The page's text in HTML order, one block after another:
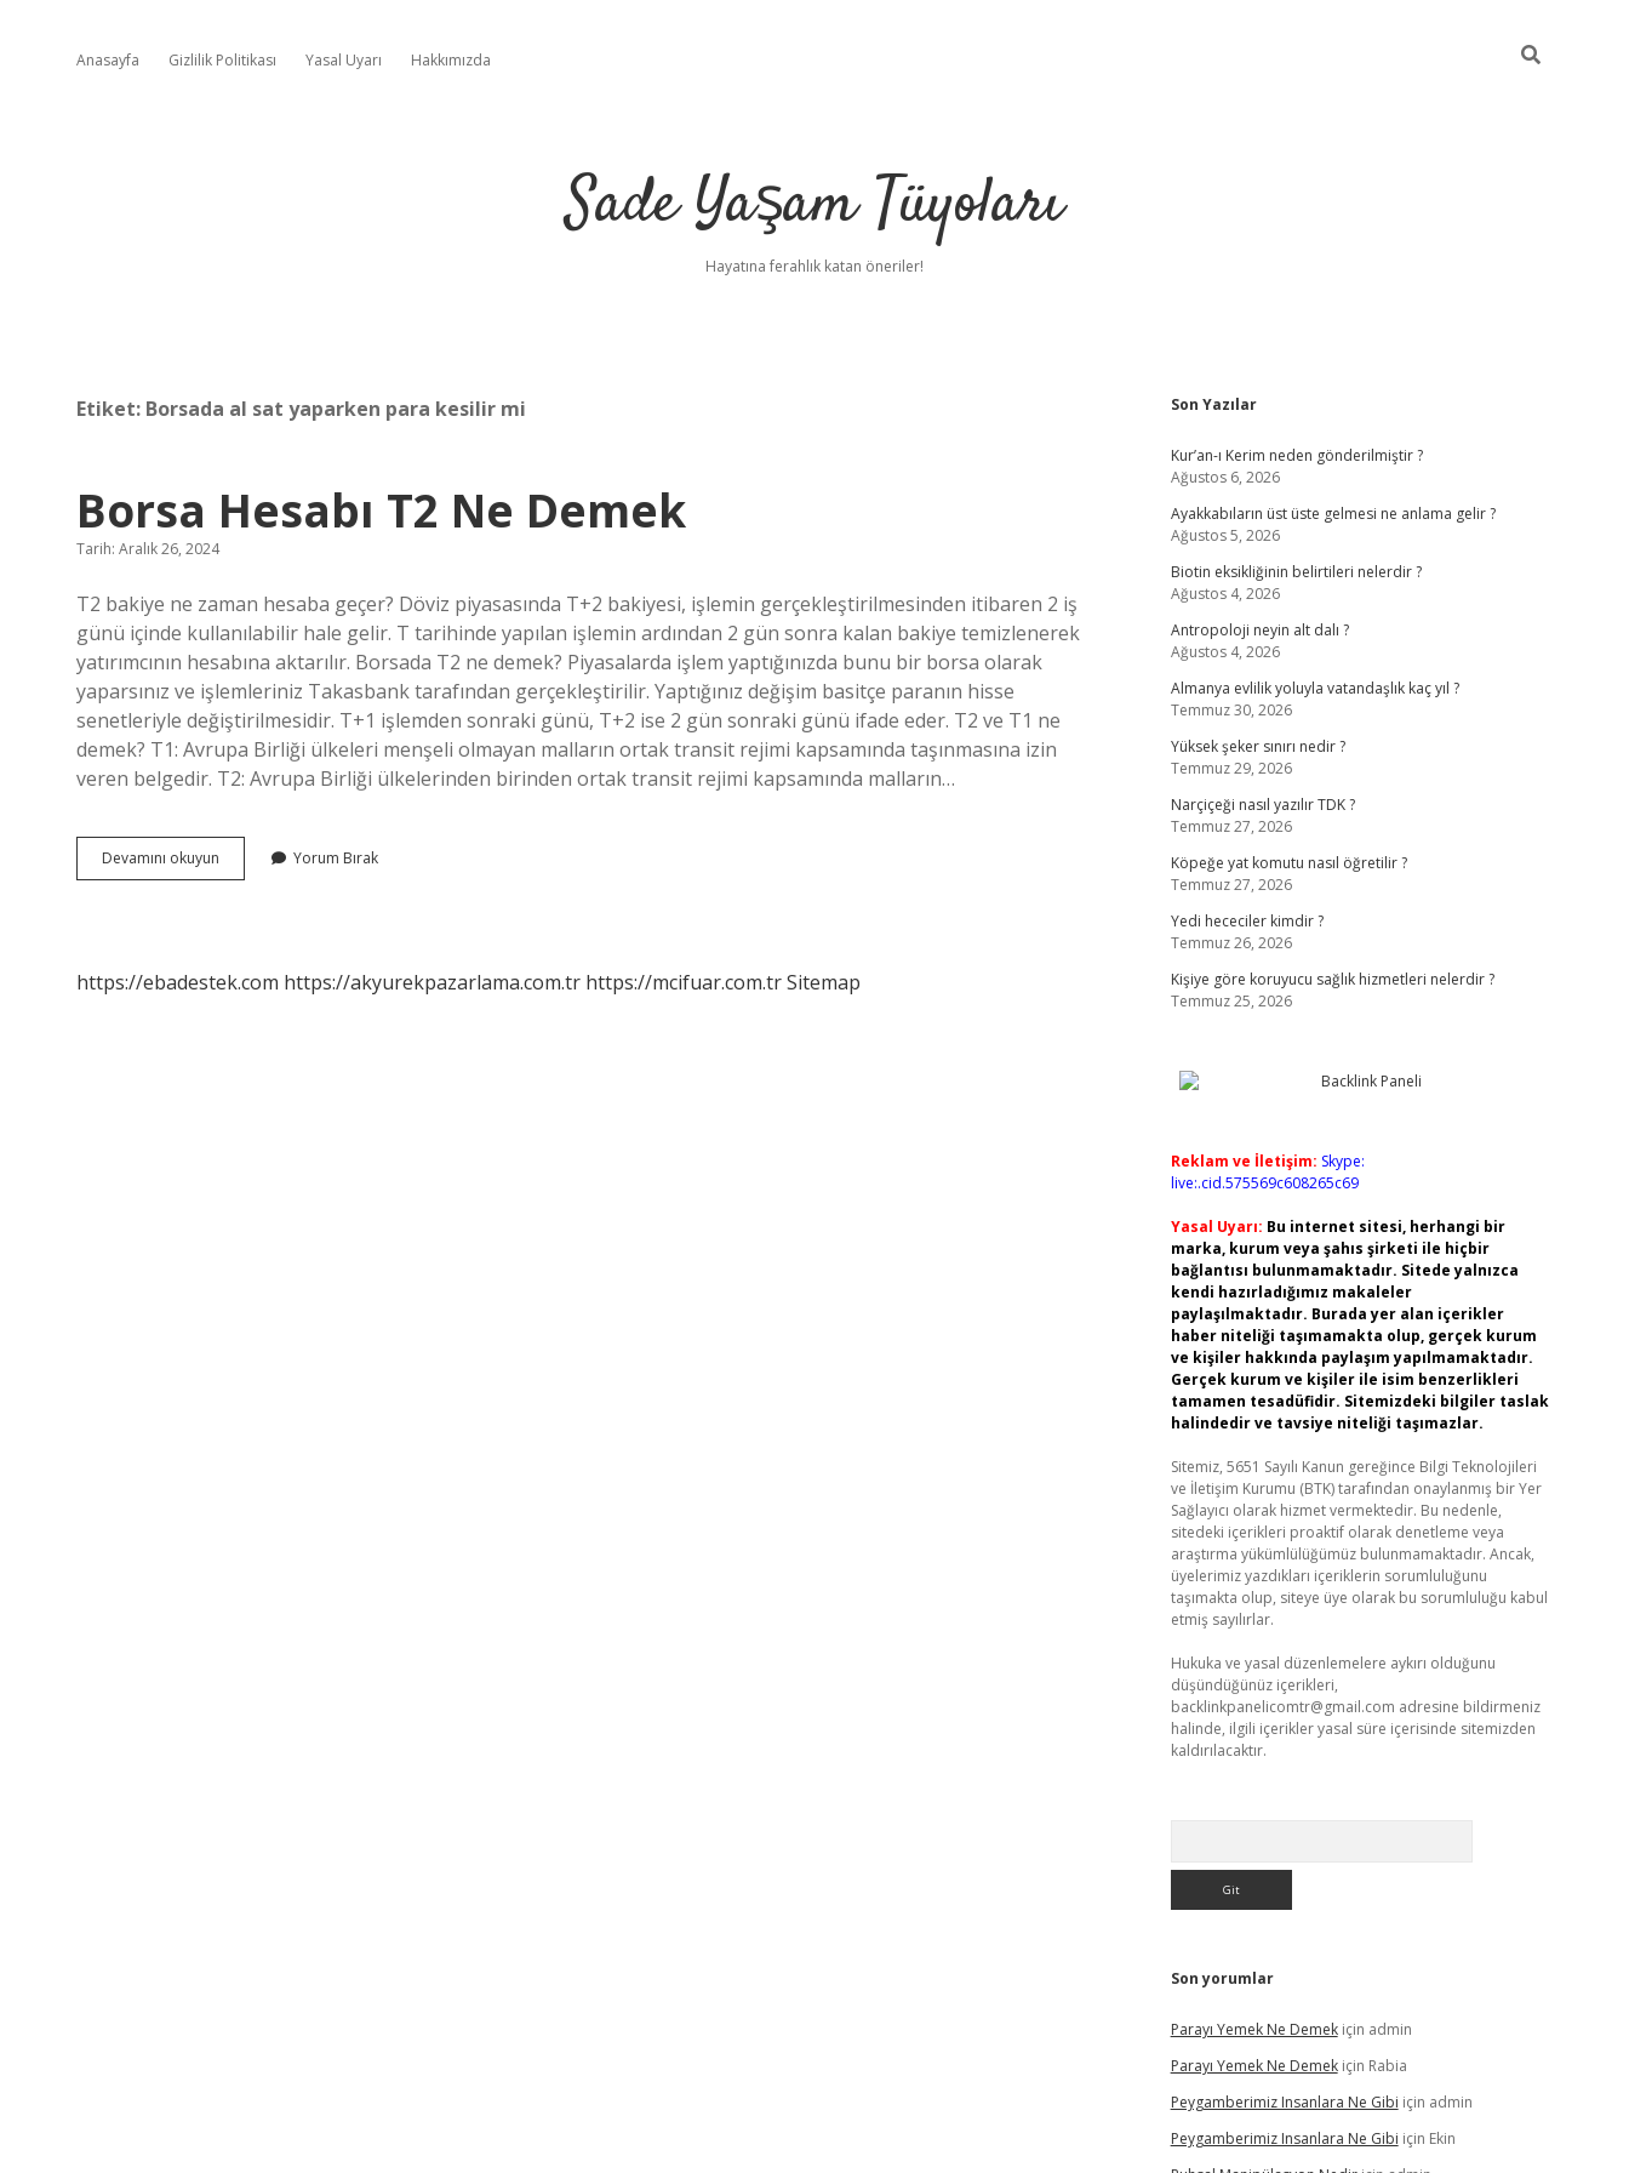
Anasayfa Gizlilik Politikası Yasal Uyarı Hakkımızda
Sade Yaşam Tüyoları
Hayatına ferahlık katan öneriler!
Etiket: Borsada al sat yaparken para kesilir mi
Borsa Hesabı T2 Ne Demek
Tarih: Aralık 26, 2024
T2 bakiye ne zaman hesaba geçer? Döviz piyasasında T+2 bakiyesi, işlemin gerçekleştirilmesinden itibaren 2 iş
günü içinde kullanılabilir hale gelir. T tarihinde yapılan işlemin ardından 2 gün sonra kalan bakiye temizlenerek
yatırımcının hesabına aktarılır. Borsada T2 ne demek? Piyasalarda işlem yaptığınızda bunu bir borsa olarak
yaparsınız ve işlemleriniz Takasbank tarafından gerçekleştirilir. Yaptığınız değişim basitçe paranın hisse
senetleriyle değiştirilmesidir. T+1 işlemden sonraki günü, T+2 ise 2 gün sonraki günü ifade eder. T2 ve T1 ne
demek? T1: Avrupa Birliği ülkeleri menşeli olmayan malların ortak transit rejimi kapsamında taşınmasına izin
veren belgedir. T2: Avrupa Birliği ülkelerinden birinden ortak transit rejimi kapsamında malların…
Devamını okuyun
Hesabı
Yorum Bırak
https://ebadestek.com https://akyurekpazarlama.com.tr https://mcifuar.com.trSitemap
Sidebar
Son Yazılar
Kur’an-ı Kerim neden gönderilmiştir ?
Ağustos 6, 2026
Ayakkabıların üst üste gelmesi ne anlama gelir ?
Ağustos 5, 2026
Biotin eksikliğinin belirtileri nelerdir ?
Ağustos 4, 2026
Antropoloji neyin alt dalı ?
Ağustos 4, 2026
Almanya evlilik yoluyla vatandaşlık kaç yıl ?
Temmuz 30, 2026
Yüksek şeker sınırı nedir ?
Temmuz 29, 2026
Narçiçeği nasıl yazılır TDK ?
Temmuz 27, 2026
Köpeğe yat komutu nasıl öğretilir ?
Temmuz 27, 2026
Yedi hececiler kimdir ?
Temmuz 26, 2026
Kişiye göre koruyucu sağlık hizmetleri nelerdir ?
Temmuz 25, 2026
Reklam ve İletişim: Skype:
live:.cid.575569c608265c69
Yasal Uyarı: Bu internet sitesi, herhangi bir
marka, kurum veya şahıs şirketi ile hiçbir
bağlantısı bulunmamaktadır. Sitede yalnızca
kendi hazırladığımız makaleler
paylaşılmaktadır. Burada yer alan içerikler
haber niteliği taşımamakta olup, gerçek kurum
ve kişiler hakkında paylaşım yapılmamaktadır.
Gerçek kurum ve kişiler ile isim benzerlikleri
tamamen tesadüfidir. Sitemizdeki bilgiler taslak
halindedir ve tavsiye niteliği taşımazlar.
Sitemiz, 5651 Sayılı Kanun gereğince Bilgi Teknolojileri
ve İletişim Kurumu (BTK) tarafından onaylanmış bir Yer
Sağlayıcı olarak hizmet vermektedir. Bu nedenle,
sitedeki içerikleri proaktif olarak denetleme veya
araştırma yükümlülüğümüz bulunmamaktadır. Ancak,
üyelerimiz yazdıkları içeriklerin sorumluluğunu
taşımakta olup, siteye üye olarak bu sorumluluğu kabul
etmiş sayılırlar.
Hukuka ve yasal düzenlemelere aykırı olduğunu
düşündüğünüz içerikleri,
backlinkpanelicomtr@gmail.com adresine bildirmeniz
halinde, ilgili içerikler yasal süre içerisinde sitemizden
kaldırılacaktır.
Son yorumlar
Parayı Yemek Ne Demekiçin admin
Parayı Yemek Ne Demekiçin Rabia
Peygamberimiz Insanlara Ne Gibi için admin
Peygamberimiz Insanlara Ne Gibi için Ekin